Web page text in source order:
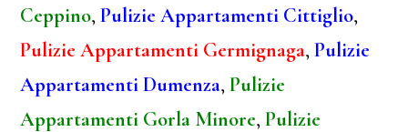
Ceppino,Pulizie Appartamenti Cittiglio,
Pulizie Appartamenti Germignaga,Pulizie
Appartamenti Dumenza,Pulizie
Appartamenti Gorla Minore,Pulizie